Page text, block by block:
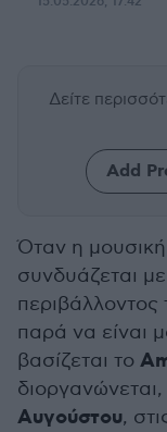
Δείτε
Add
Όταν η
συνδυάζεται
παρά να είναι
βασίζεται το
διοργανώνεται,
Αυγούστου,